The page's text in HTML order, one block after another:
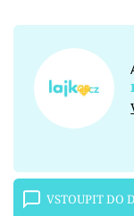
VSTOUPIT DO